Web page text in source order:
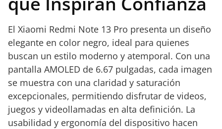
El Xiaomi Redmi Note 13 Pro presenta un diseño
elegante en color negro, ideal para quienes
buscan un estilo moderno y atemporal. Con una
pantalla AMOLED de 6.67 pulgadas, cada imagen
se muestra con una claridad y saturación
excepcionales, permitiendo disfrutar de videos,
juegos y videollamadas en alta definición. La
usabilidad y ergonomía del dispositivo hacen